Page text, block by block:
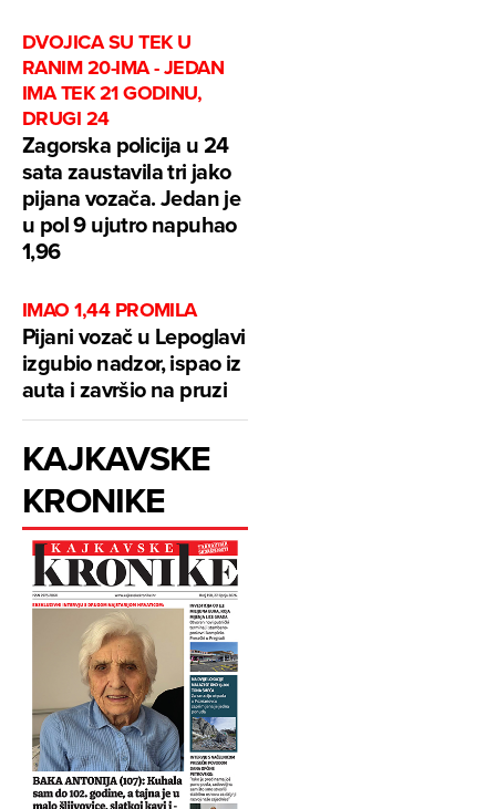
DVOJICA SU TEK U
RANIM 20-IMA - JEDAN
IMA TEK 21 GODINU,
DRUGI 24
Zagorska policija u 24
sata zaustavila tri jako
pijana vozača. Jedan je
u pol 9 ujutro napuhao
1,96
IMAO 1,44 PROMILA
Pijani vozač u Lepoglavi
izgubio nadzor, ispao iz
auta i završio na pruzi
KAJKAVSKE
KRONIKE